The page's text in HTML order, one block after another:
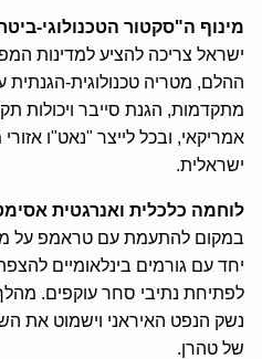
מינוף ה"סקטור הטכנולוגי-
ישראל צריכה להציע למדינות
ההלם, מטריה טכנולוגית-הגנתית
מתקדמות, הגנת סייבר ויכולות
אמריקאי, ובכל לייצר "נאט"ו
ישראלית.
לוחמה כלכלית ואנרגטית
במקום להתעמת עם טראמפ על
יחד עם גורמים בינלאומיים
לפתיחת נתיבי סחר עוקפים.
נשק הנפט האיראני וישמוט את
של טהרן.